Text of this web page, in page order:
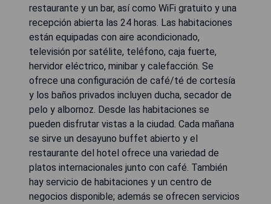
restaurante y un bar, así como WiFi gratuito y una
recepción abierta las 24 horas. Las habitaciones
están equipadas con aire acondicionado,
televisión por satélite, teléfono, caja fuerte,
hervidor eléctrico, minibar y calefacción. Se
ofrece una configuración de café/té de cortesía
y los baños privados incluyen ducha, secador de
pelo y albornoz. Desde las habitaciones se
pueden disfrutar vistas a la ciudad. Cada mañana
se sirve un desayuno buffet abierto y el
restaurante del hotel ofrece una variedad de
platos internacionales junto con café. También
hay servicio de habitaciones y un centro de
negocios disponible; además se ofrecen servicios